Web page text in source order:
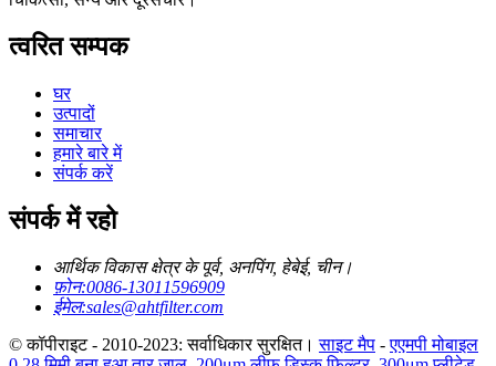
त्वरित सम्पक
घर
उत्पादों
समाचार
हमारे बारे में
संपर्क करें
संपर्क में रहो
आर्थिक विकास क्षेत्र के पूर्व, अनपिंग, हेबेई, चीन।
फ़ोन:0086-13011596909
ईमेल:sales@ahtfilter.com
© कॉपीराइट - 2010-2023: सर्वाधिकार सुरक्षित। साइट मैप -एएमपी मोबाइल